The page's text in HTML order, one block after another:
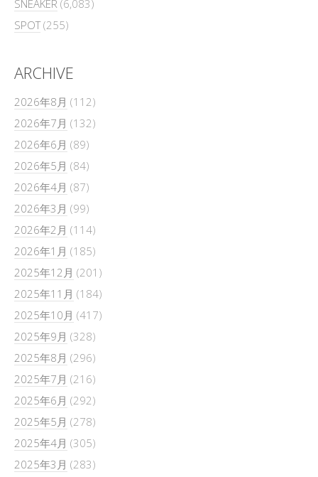
SNEAKER (6,083)
SPOT(255)
ARCHIVE
2026年8月 (112)
2026年7月 (132)
2026年6月 (89)
2026年5月 (84)
2026年4月 (87)
2026年3月 (99)
2026年2月 (114)
2026年1月 (185)
2025年12月 (201)
2025年11月 (184)
2025年10月 (417)
2025年9月 (328)
2025年8月 (296)
2025年7月 (216)
2025年6月 (292)
2025年5月 (278)
2025年4月 (305)
2025年3月 (283)